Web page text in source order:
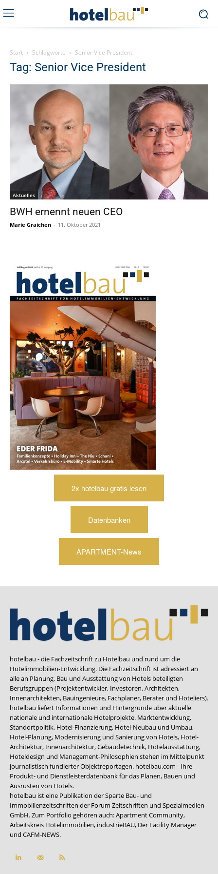
Start Schlagworte Senior Vice President
Tag: Senior Vice President
Aktuelles
BWH ernennt neuen CEO
Marie Graichen - 11. Oktober 2021
2x hotelbau gratis lesen
Datenbanken
APARTMENT-News
hotelbau - die Fachzeitschrift zu Hotelbau und rund um die
Hotelimmobilien-Entwicklung. Die Fachzeitschrift ist adressiert an
alle an Planung, Bau und Ausstattung von Hotels beteiligten
Berufsgruppen (Projektentwickler, Investoren, Architekten,
Innenarchitekten, Bauingenieure, Fachplaner, Berater und Hoteliers).
hotelbau liefert Informationen und Hintergründe über aktuelle
nationale und internationale Hotelprojekte. Marktentwicklung,
Standortpolitik, Hotel-Finanzierung, Hotel-Neubau und Umbau,
Hotel-Planung, Modernisierung und Sanierung von Hotels, Hotel-
Architektur, Innenarchitektur, Gebäudetechnik, Hotelausstattung,
Hoteldesign und Management-Philosophien stehen im Mittelpunkt
journalistisch fundierter Objektreportagen. hotelbau.com - Ihre
Produkt- und Dienstleisterdatenbank für das Planen, Bauen und
Ausrüsten von Hotels.
hotelbau ist eine Publikation der Sparte Bau- und
Immobilienzeitschriften der Forum Zeitschriften und Spezialmedien
GmbH. Zum Portfolio gehören auch:Apartment Community,
Arbeitskreis Hotelimmobilien, industrieBAU, Der Facility Manager
und CAFM-NEWS.